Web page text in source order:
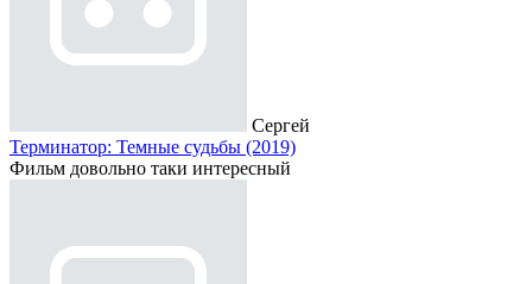
Сергей
Терминатор: Темные судьбы (2019)
Фильм довольно таки интересный